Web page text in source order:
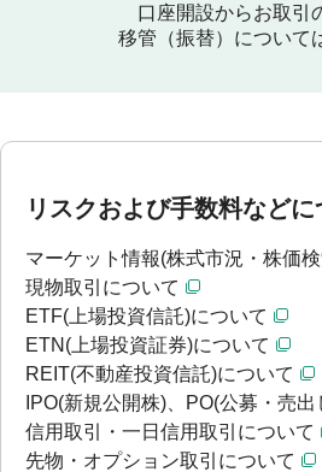
口座開設からお取引
移管（振替）について
リスクおよび手数料などに
マーケット情報(株式市況・株価
現物取引について
ETF(上場投資信託)について
ETN(上場投資証券)について
REIT(不動産投資信託)について
IPO(新規公開株)、PO(公募・売出
信用取引・一日信用取引について
先物・オプション取引について